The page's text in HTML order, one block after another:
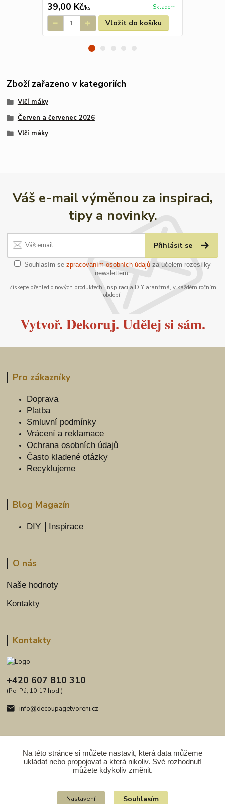
39,00 Kč/ks Skladem
Vložit do košíku
Zboží zařazeno v kategoriích
Vlčí máky
Červen a červenec 2026
Vlčí máky
Váš e-mail výměnou za inspiraci,
tipy a novinky.
Přihlásit se
Souhlasím se zpracováním osobních údajů za účelem rozesílky
newsletteru.
Získejte přehled o nových produktech, inspiraci a DIY aranžmá, v každém ročním
období.
Vytvoř. Dekoruj. Udělej si sám.
Pro zákazníky
Doprava
Platba
Smluvní podmínky
Vrácení a reklamace
Ochrana osobních údajů
Často kladené otázky
Recyklujeme
Blog Magazín
DIY │Inspirace
O nás
Naše hodnoty
Kontakty
Kontakty
+420 607 810 310
(Po-Pá, 10-17 hod.)
info@decoupagetvoreni.cz
Upravit sběr cookies.
Copyright 2009 - 2026. Obsah serveru je chráněn autorským právem.
Na této stránce si můžete nastavit, která data můžeme
ukládat nebo propojovat a která nikoliv. Své rozhodnutí
můžete kdykoliv změnit.
Nastavení Souhlasím